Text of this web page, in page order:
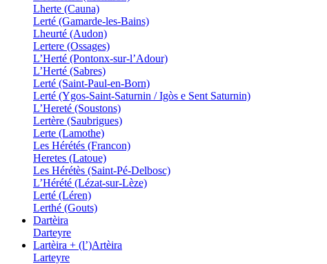
Lherte (Cauna)
Lerté (Gamarde-les-Bains)
Lheurté (Audon)
Lertere (Ossages)
L’Herté (Pontonx-sur-l’Adour)
L’Herté (Sabres)
Lerté (Saint-Paul-en-Born)
Lerté (Ygos-Saint-Saturnin / Igòs e Sent Saturnin)
L’Hereté (Soustons)
Lertère (Saubrigues)
Lerte (Lamothe)
Les Hérétés (Francon)
Heretes (Latoue)
Les Hérétès (Saint-Pé-Delbosc)
L’Hérété (Lézat-sur-Lèze)
Lerté (Léren)
Lerthé (Gouts)
Dartèira
Darteyre
Lartèira + (l’)Artèira
Larteyre